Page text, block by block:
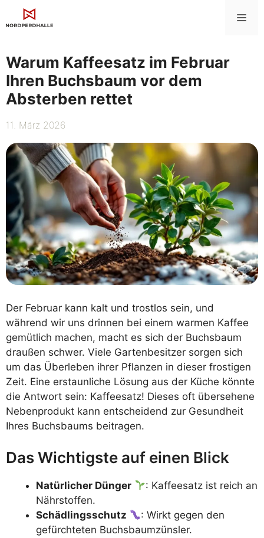
Inhalt
Warum Kaffeesatz im Februar
Ihren Buchsbaum vor dem
Absterben rettet
11. März 2026
Der Februar kann kalt und trostlos sein, und
während wir uns drinnen bei einem warmen Kaffee
gemütlich machen, macht es sich der Buchsbaum
draußen schwer. Viele Gartenbesitzer sorgen sich
um das Überleben ihrer Pflanzen in dieser frostigen
Zeit. Eine erstaunliche Lösung aus der Küche könnte
die Antwort sein: Kaffeesatz! Dieses oft übersehene
Nebenprodukt kann entscheidend zur Gesundheit
Ihres Buchsbaums beitragen.
Das Wichtigste auf einen Blick
Natürlicher Dünger
: Kaffeesatz ist reich an
Nährstoffen.
Schädlingsschutz
: Wirkt gegen den
gefürchteten Buchsbaumzünsler.